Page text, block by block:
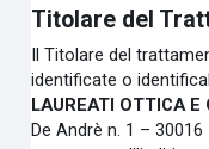
Titolare del
Il Titolare del
identificate o
LAUREATI OTTICA E
De Andrè n. 1 – 30016